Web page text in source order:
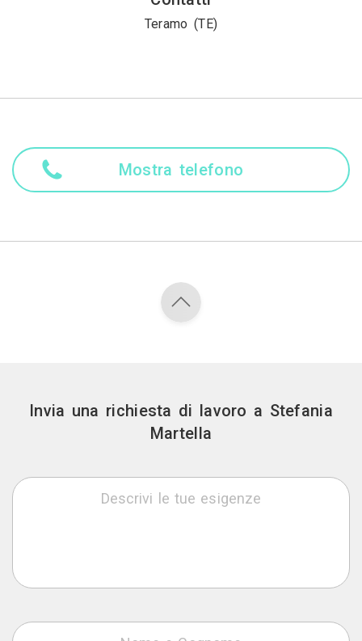
Teramo (TE)
Mostra telefono
Invia una richiesta di lavoro a Stefania
Martella